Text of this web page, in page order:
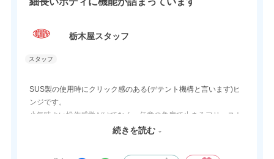
栃木屋スタッフ
SUS製の使用時にクリック感のある(デテント機構と言います)ヒ
ンジです。
小気味よい操作感覚だけでなく、任意の角度で止まるフリースト
ップ機能も搭載されていますので、この製品を導入すれば、同時
続きを読む